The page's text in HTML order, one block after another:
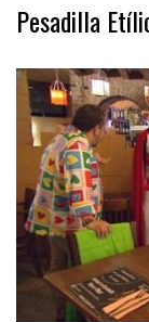
Pesadilla